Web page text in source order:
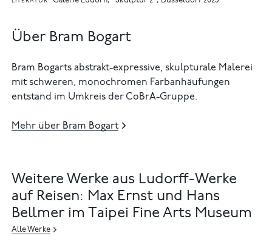
Über Bram Bogart
Bram Bogarts abstrakt-expressive, skulpturale Malerei
mit schweren, monochromen Farbanhäufungen
entstand im Umkreis der CoBrA-Gruppe.
Mehr über Bram Bogart
Weitere Werke aus Ludorff-Werke
auf Reisen: Max Ernst und Hans
Bellmer im Taipei Fine Arts Museum
Alle Werke